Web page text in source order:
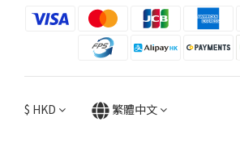
$ HKD 繁體中文